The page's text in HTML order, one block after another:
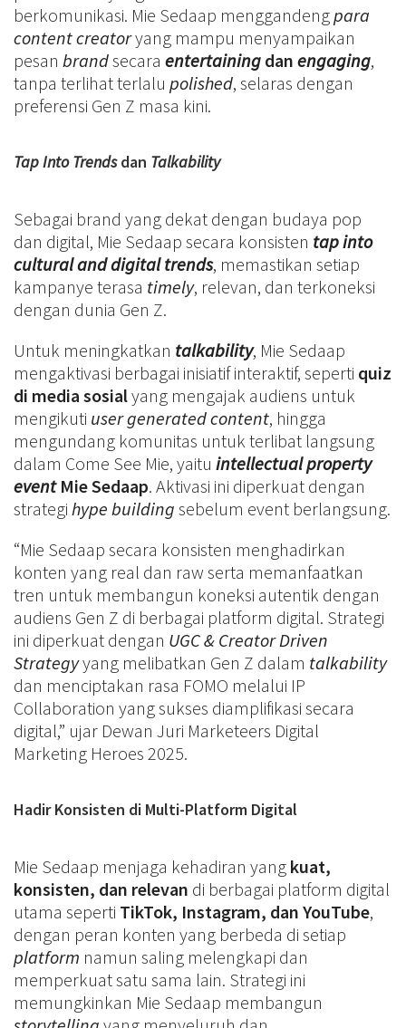
berkomunikasi. Mie Sedaap menggandengpara
content creatoryang mampu menyampaikan
pesan brandsecara entertaining dan engaging,
tanpa terlihat terlalu polished, selaras dengan
preferensi Gen Z masa kini.
Tap Into Trendsdan Talkability
Sebagai brand yang dekat dengan budaya pop
dan digital, Mie Sedaap secara konsisten tap into
cultural and digital trends, memastikan setiap
kampanye terasa timely, relevan, dan terkoneksi
dengan dunia Gen Z.
Untuk meningkatkan talkability, Mie Sedaap
mengaktivasi berbagai inisiatif interaktif, seperti quiz
di media sosialyang mengajak audiens untuk
mengikuti user generated content, hingga
mengundang komunitas untuk terlibat langsung
dalam Come See Mie, yaitu intellectual property
eventMie Sedaap. Aktivasi ini diperkuat dengan
strategi hype building sebelum event berlangsung.
“Mie Sedaap secara konsisten menghadirkan
konten yang real dan raw serta memanfaatkan
tren untuk membangun koneksi autentik dengan
audiens Gen Z di berbagai platform digital. Strategi
ini diperkuat dengan UGC & Creator Driven
Strategyyang melibatkan Gen Z dalam talkability
dan menciptakan rasa FOMO melalui IP
Collaboration yang sukses diamplifikasi secara
digital,” ujar Dewan Juri Marketeers Digital
Marketing Heroes 2025.
Hadir Konsisten di Multi-Platform Digital
Mie Sedaap menjaga kehadiran yang kuat,
konsisten, dan relevan di berbagai platform digital
utama seperti TikTok, Instagram, dan YouTube,
dengan peran konten yang berbeda di setiap
platform namun saling melengkapi dan
memperkuat satu sama lain. Strategi ini
memungkinkan Mie Sedaap membangun